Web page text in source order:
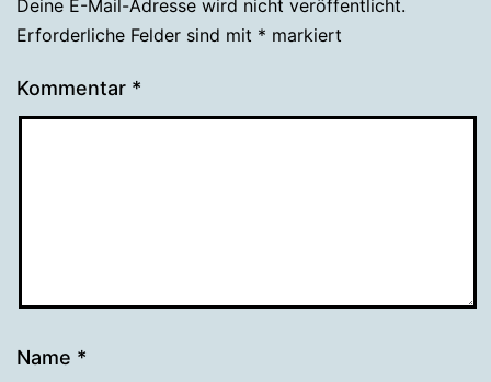
Deine E-Mail-Adresse wird nicht veröffentlicht.
Erforderliche Felder sind mit * markiert
Kommentar *
Name *